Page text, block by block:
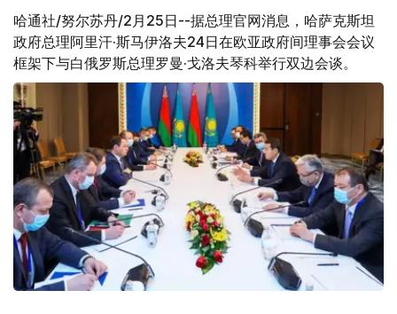
哈通社/努尔苏丹/2月25日--据总理官网消息，哈萨克斯坦
政府总理阿里汗·斯马伊洛夫24日在欧亚政府间理事会会议
框架下与白俄罗斯总理罗曼·戈洛夫琴科举行双边会谈。